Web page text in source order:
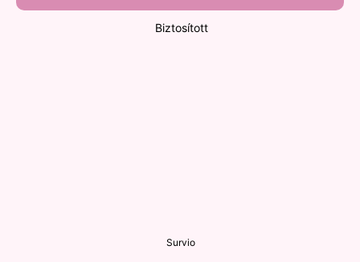
Biztosított
Survio